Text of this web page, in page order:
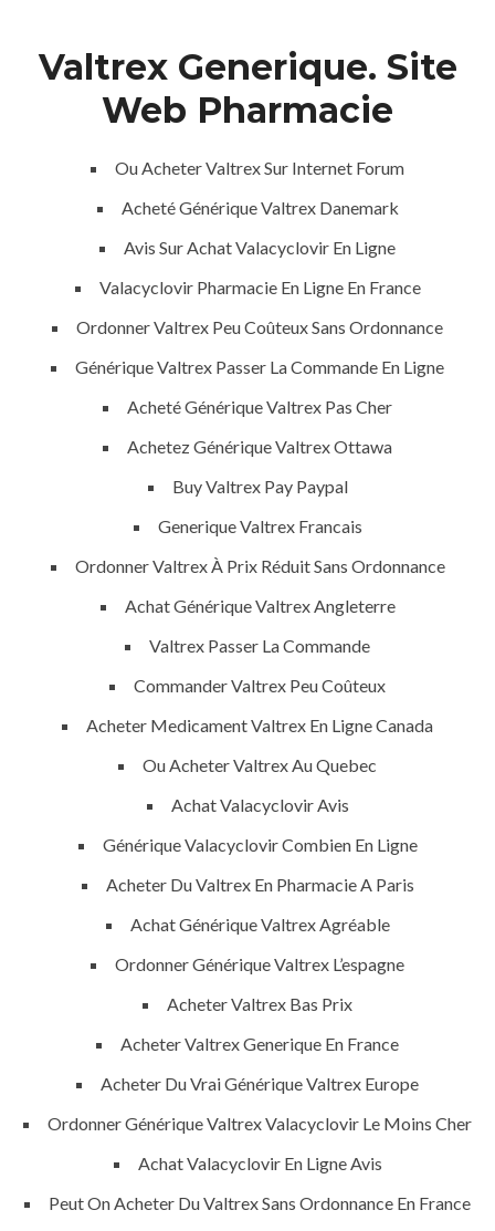
Menu
HOME UNCATEGORIZED
Valtrex Pas
Cher
Livraison
Rapide |
International
e Pharmacie
Uncategorized
0 Likes
Valtrex Generique. Site
Web Pharmacie
Ou Acheter Valtrex Sur Internet Forum
Acheté Générique Valtrex Danemark
Avis Sur Achat Valacyclovir En Ligne
Valacyclovir Pharmacie En Ligne En France
Ordonner Valtrex Peu Coûteux Sans Ordonnance
Générique Valtrex Passer La Commande En Ligne
Acheté Générique Valtrex Pas Cher
Achetez Générique Valtrex Ottawa
Buy Valtrex Pay Paypal
Generique Valtrex Francais
Ordonner Valtrex À Prix Réduit Sans Ordonnance
Achat Générique Valtrex Angleterre
Valtrex Passer La Commande
Commander Valtrex Peu Coûteux
Acheter Medicament Valtrex En Ligne Canada
Ou Acheter Valtrex Au Quebec
Achat Valacyclovir Avis
Générique Valacyclovir Combien En Ligne
Acheter Du Valtrex En Pharmacie A Paris
Achat Générique Valtrex Agréable
Ordonner Générique Valtrex L’espagne
Acheter Valtrex Bas Prix
Acheter Valtrex Generique En France
Acheter Du Vrai Générique Valtrex Europe
Ordonner Générique Valtrex Valacyclovir Le Moins Cher
Achat Valacyclovir En Ligne Avis
Peut On Acheter Du Valtrex Sans Ordonnance En France